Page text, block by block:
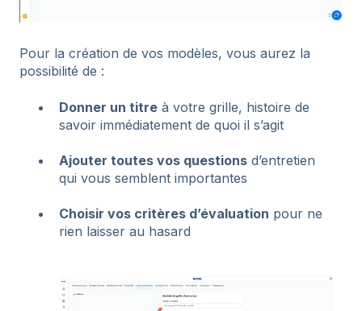
Pour la création de vos modèles, vous aurez la
possibilité de :
Donner un titre à votre grille, histoire de
savoir immédiatement de quoi il s’agit
Ajouter toutes vos questions d’entretien
qui vous semblent importantes
Choisir vos critères d’évaluation pour ne
rien laisser au hasard